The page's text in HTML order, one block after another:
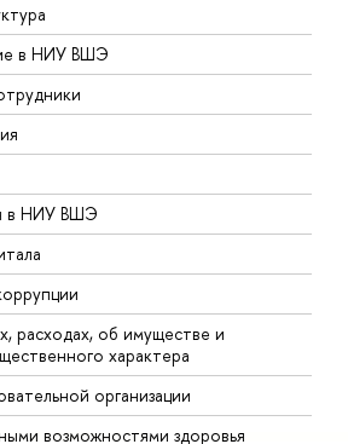
в НИУ ВШЭ
в НИУ ВШЭ
расходах, об имуществе и
характера
организации
возможностями здоровья